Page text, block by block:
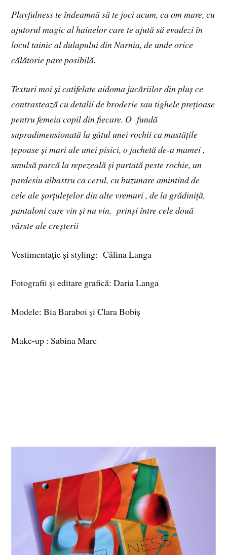
Playfulness te îndeamnă să te joci acum, ca om mare, cu
ajutorul magic al hainelor care te ajută să evadezi în
locul tainic al dulapului din Narnia, de unde orice
călătorie pare posibilă.
Texturi moi și catifelate aidoma jucăriilor din pluș ce
contrastează cu detalii de broderie sau tighele prețioase
pentru femeia copil din fiecare. O fundă
supradimensionată la gâtul unei rochii ca mustățile
țepoase și mari ale unei pisici, o jachetă de-a mamei ,
smulsă parcă la repezeală și purtată peste rochie, un
pardesiu albastru ca cerul, cu buzunare amintind de
cele ale șorțulețelor din alte vremuri , de la grădiniță,
pantaloni care vin și nu vin, prinși între cele două
vârste ale creșterii
Vestimentație și styling: Călina Langa
Fotografii și editare grafică: Daria Langa
Modele: Bia Baraboi și Clara Bobiș
Make-up : Sabina Marc